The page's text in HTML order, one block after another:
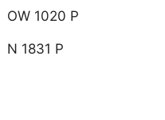
OW 1020 P
N 1831 P